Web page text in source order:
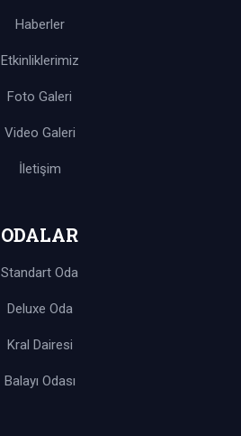
Haberler
Etkinliklerimiz
Foto Galeri
Video Galeri
İletişim
ODALAR
Standart Oda
Deluxe Oda
Kral Dairesi
Balayı Odası